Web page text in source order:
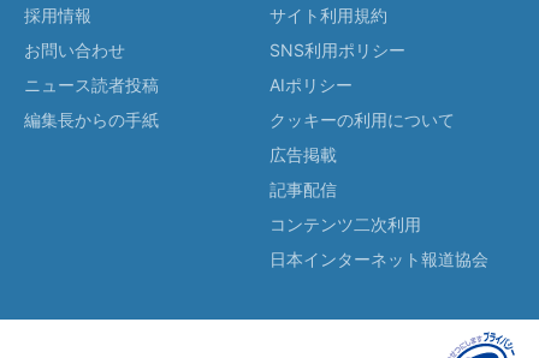
採用情報
お問い合わせ
ニュース読者投稿
編集長からの手紙
サイト利用規約
SNS利用ポリシー
AIポリシー
クッキーの利用について
広告掲載
記事配信
コンテンツ二次利用
日本インターネット報道協会